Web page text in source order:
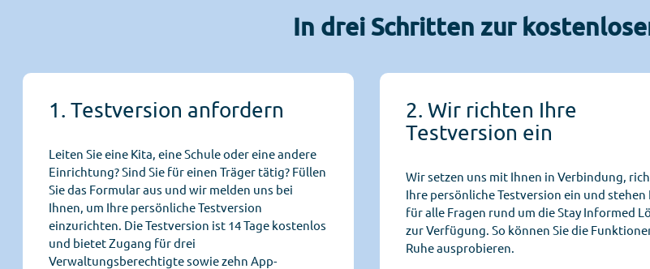
In drei Schritten zur
1. Testversion anfordern
Leiten Sie eine Kita, eine Schule oder eine andere
Einrichtung? Sind Sie für einen Träger tätig? Füllen
Sie das Formular aus und wir melden uns bei
Ihnen, um Ihre persönliche Testversion
einzurichten. Die Testversion ist 14 Tage kostenlos
und bietet Zugang für drei
Verwaltungsberechtigte sowie zehn App-
2. Wir richten Ihre
Testversion ein
Wir setzen uns mit Ihnen in Verbindung,
Ihre persönliche Testversion ein und stehen
für alle Fragen rund um die Stay Informed
zur Verfügung. So können Sie die
Ruhe ausprobieren.